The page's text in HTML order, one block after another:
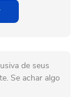
de seus
Se achar algo